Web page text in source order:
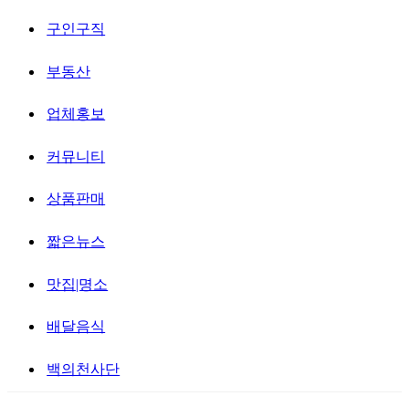
구인구직
부동산
업체홍보
커뮤니티
상품판매
짧은뉴스
맛집|명소
배달음식
백의천사단